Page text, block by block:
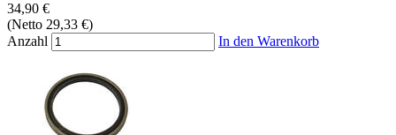
34,90 €
(Netto 29,33 €)
Anzahl
In den Warenkorb